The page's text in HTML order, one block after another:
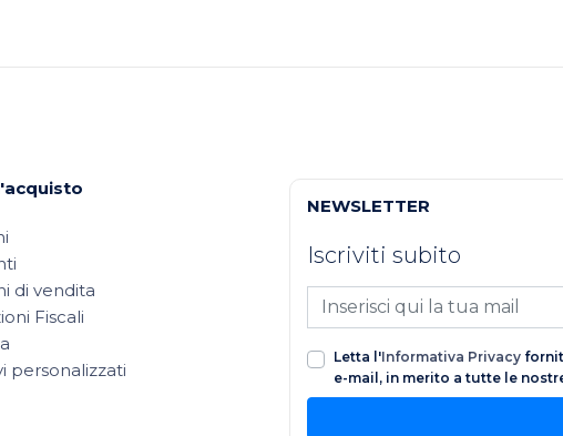
di vendita
Fiscali
personalizzati
NEWSLETTER
Iscriviti subito
Letta l'Informativa Privacy
e-mail, in merito a tutte le